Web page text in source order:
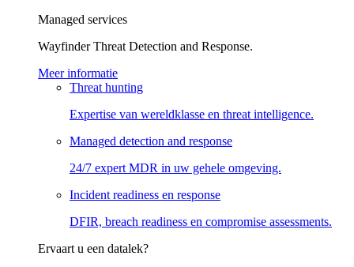
Managed services
Wayfinder Threat Detection and Response.
Meer informatie
Threat hunting
Expertise van wereldklasse en threat intelligence.
Managed detection and response
24/7 expert MDR in uw gehele omgeving.
Incident readiness en response
DFIR, breach readiness en compromise assessments.
Ervaart u een datalek?